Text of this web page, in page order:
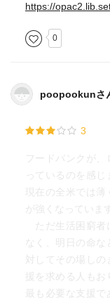
https://
0
poopookunさ
3
フードバンクが
っているのを感
現在の全米では
が強くなっていま
ただ生活困窮者
なく、明日の命
対してその場しの
援を求める人も
最も必要な支援